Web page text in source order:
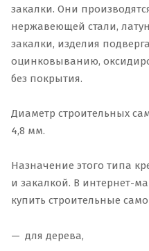
закалки. Они
нержавеющей стали,
закалки, изделия
оцинковыванию,
без покрытия.
Диаметр строительных
4,8 мм.
Назначение этого типа
и закалкой. В интернет-
купить строительные
для дерева,